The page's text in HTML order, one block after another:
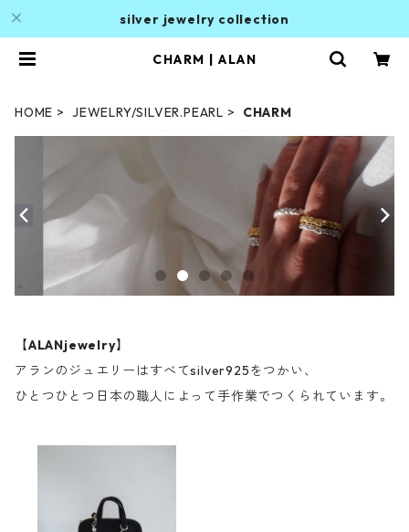
silver jewelry collection
CHARM | ALAN
HOME JEWELRY/SILVER.PEARL CHARM
【ALANjewelry】
アランのジュエリーはすべてsilver925をつかい、
ひとつひとつ日本の職人によって手作業でつくられています。